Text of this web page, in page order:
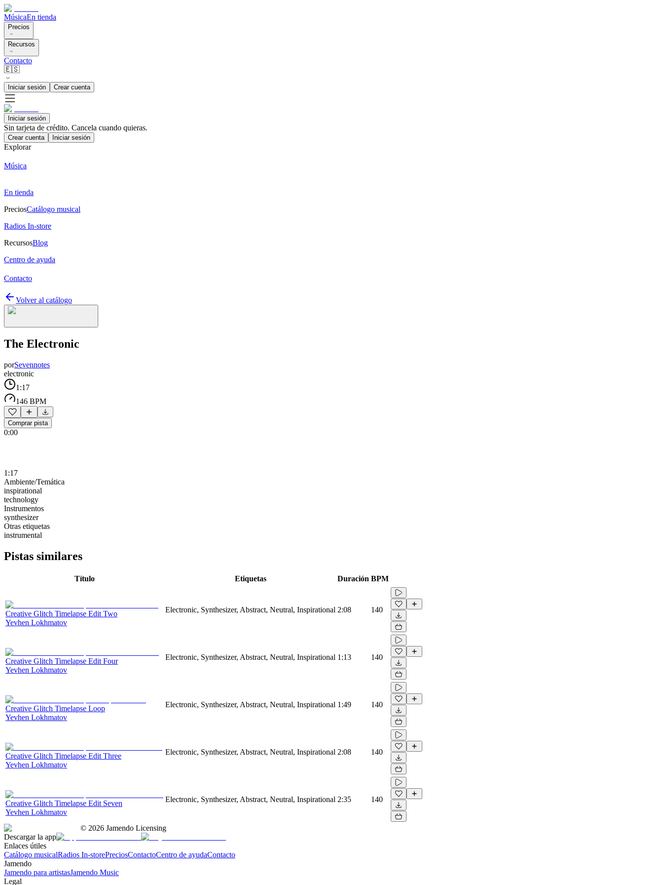
MúsicaEn tienda
Precios
Recursos
Contacto
🇪🇸
Iniciar sesión Crear cuenta
Iniciar sesión
Sin tarjeta de crédito. Cancela cuando quieras.
Crear cuenta Iniciar sesión
Explorar
Música
En tienda
PreciosCatálogo musical
Radios In-store
RecursosBlog
Centro de ayuda
Contacto
Volver al catálogo
The Electronic
porSevennotes
electronic
1:17
146 BPM
Comprar pista
0:00
1:17
Ambiente/Temática
inspirational
technology
Instrumentos
synthesizer
Otras etiquetas
instrumental
Pistas similares
Título Etiquetas Duración BPM
Creative Glitch Timelapse Edit Two
Yevhen Lokhmatov
Electronic, Synthesizer, Abstract, Neutral, Inspirational 2:08 140
Creative Glitch Timelapse Edit Four
Yevhen Lokhmatov
Electronic, Synthesizer, Abstract, Neutral, Inspirational 1:13 140
Creative Glitch Timelapse Loop
Yevhen Lokhmatov
Electronic, Synthesizer, Abstract, Neutral, Inspirational 1:49 140
Creative Glitch Timelapse Edit Three
Yevhen Lokhmatov
Electronic, Synthesizer, Abstract, Neutral, Inspirational 2:08 140
Creative Glitch Timelapse Edit Seven
Yevhen Lokhmatov
Electronic, Synthesizer, Abstract, Neutral, Inspirational 2:35 140
© 2026 Jamendo Licensing
Descargar la app
Enlaces útiles
Catálogo musicalRadios In-storePreciosContactoCentro de ayudaContacto
Jamendo
Jamendo para artistasJamendo Music
Legal